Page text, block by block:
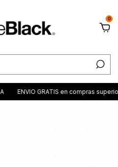
0
ENVIO GRATIS en compras